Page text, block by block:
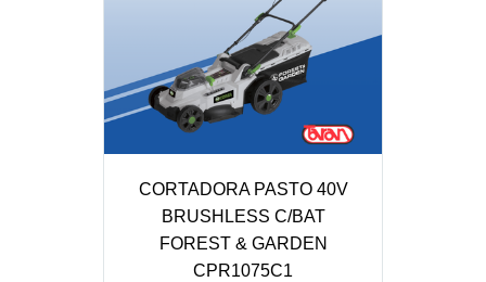
CORTADORA PASTO 40V
BRUSHLESS C/BAT
FOREST & GARDEN
CPR1075C1